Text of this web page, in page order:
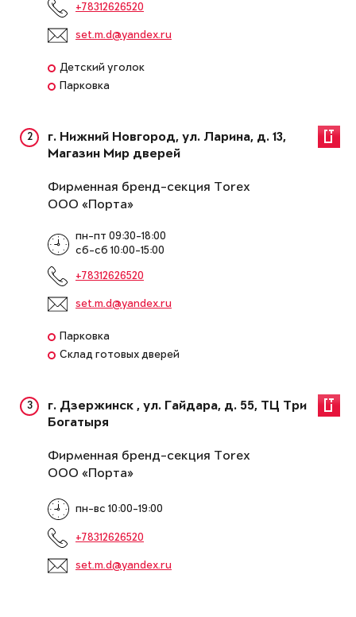
+78312626520
set.m.d@yandex.ru
Детский уголок
Парковка
2
г. Нижний Новгород, ул. Ларина, д. 13,
Магазин Мир дверей
Фирменная бренд-секция Torex
ООО «Порта»
пн-пт 09:30-18:00
сб-сб 10:00-15:00
+78312626520
set.m.d@yandex.ru
Парковка
Склад готовых дверей
3
г. Дзержинск , ул. Гайдара, д. 55, ТЦ Три
Богатыря
Фирменная бренд-секция Torex
ООО «Порта»
пн-вс 10:00-19:00
+78312626520
set.m.d@yandex.ru